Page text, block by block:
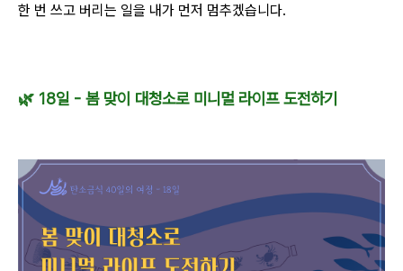
한 번 쓰고 버리는 일을 내가 먼저 멈추겠습니다.
🌿 18일 - 봄 맞이 대청소로 미니멀 라이프 도전하기